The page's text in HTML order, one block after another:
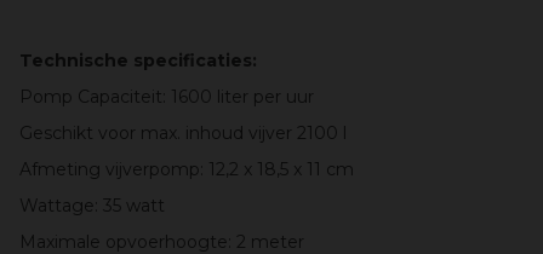
Technische specificaties:
Pomp Capaciteit: 1600 liter per uur
Geschikt voor max. inhoud vijver 2100 l
Afmeting vijverpomp: 12,2 x 18,5 x 11 cm
Wattage: 35 watt
Maximale opvoerhoogte: 2 meter